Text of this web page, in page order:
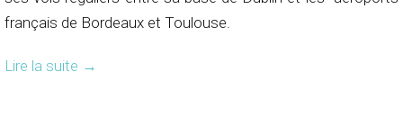
français de Bordeaux et Toulouse.
Lire la suite →